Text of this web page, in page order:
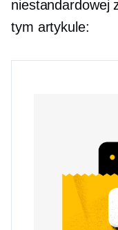
niestandardowej
tym artykule: